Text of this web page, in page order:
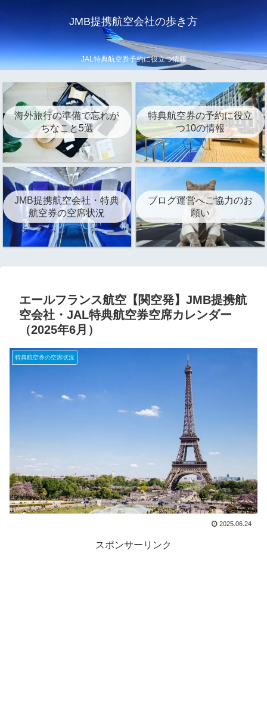
JMB提携航空会社の歩き方
JAL特典航空券予約に役立つ情報
海外旅行の準備で忘れが
ちなこと5選
特典航空券の予約に役立
つ10の情報
JMB提携航空会社・特典
航空券の空席状況
ブログ運営へご協力のお
願い
エールフランス航空【関空発】JMB提携航
空会社・JAL特典航空券空席カレンダー
（2025年6月）
特典航空券の空席状況
2025.06.24
スポンサーリンク